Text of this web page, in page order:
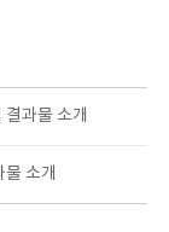
과물 소개
소개